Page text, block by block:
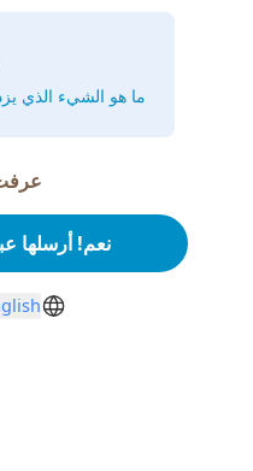
ما هو الشيء الذي
عرفت
نعم! أرسلها